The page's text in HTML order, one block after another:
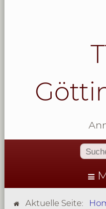
Aktuelle Seite: